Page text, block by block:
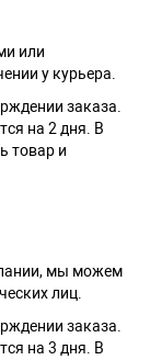
или
у курьера.
заказа.
на 2 дня. В
товар и
мы можем
лиц.
заказа.
на 3 дня. В